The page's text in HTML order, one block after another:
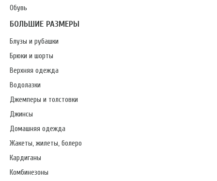
Обувь
БОЛЬШИЕ РАЗМЕРЫ
Блузы и рубашки
Брюки и шорты
Верхняя одежда
Водолазки
Джемперы и толстовки
Джинсы
Домашняя одежда
Жакеты, жилеты, болеро
Кардиганы
Комбинезоны